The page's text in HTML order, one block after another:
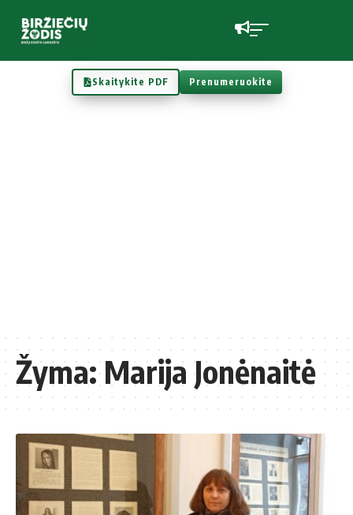
Skaitykite PDF Prenumeruokite
Žyma:Marija Jonėnaitė